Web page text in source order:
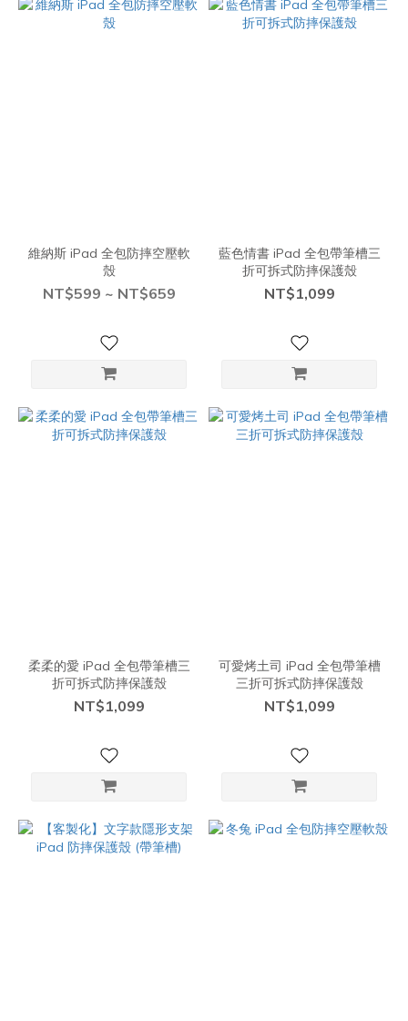
維納斯 iPad 全包防摔空壓軟
殼
NT$599 ~ NT$659
藍色情書 iPad 全包帶筆槽三
折可拆式防摔保護殼
NT$1,099
柔柔的愛 iPad 全包帶筆槽三
折可拆式防摔保護殼
NT$1,099
可愛烤土司 iPad 全包帶筆槽
三折可拆式防摔保護殼
NT$1,099